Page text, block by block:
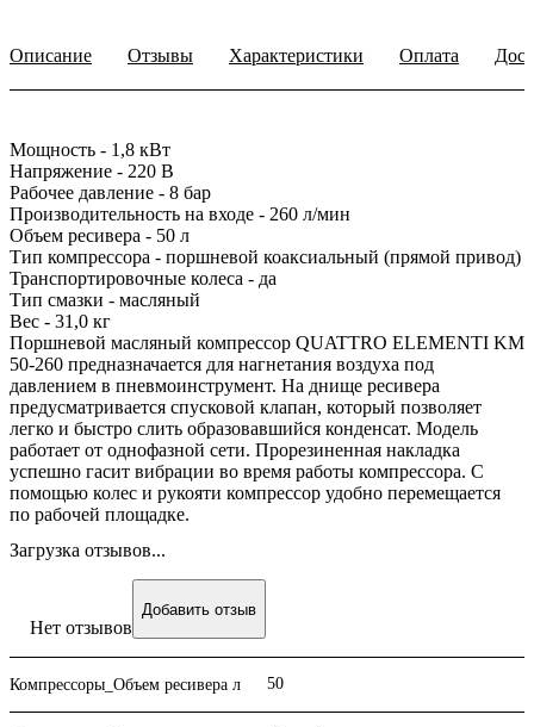
Описание Отзывы Характеристики Оплата
Мощность - 1,8 кВт
Напряжение - 220 В
Рабочее давление - 8 бар
Производительность на входе - 260 л/мин
Объем ресивера - 50 л
Тип компрессора - поршневой коаксиальный (прямой привод)
Транспортировочные колеса - да
Тип смазки - масляный
Вес - 31,0 кг
Поршневой масляный компрессор QUATTRO ELEMENTI KM
50-260 предназначается для нагнетания воздуха под
давлением в пневмоинструмент. На днище ресивера
предусматривается спусковой клапан, который позволяет
легко и быстро слить образовавшийся конденсат. Модель
работает от однофазной сети. Прорезиненная накладка
успешно гасит вибрации во время работы компрессора. С
помощью колес и рукояти компрессор удобно перемещается
по рабочей площадке.
Загрузка отзывов...
Нет отзывов
Добавить отзыв
Компрессоры_Объем ресивера л 50